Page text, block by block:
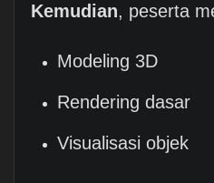
Kemudian, peserta
Modeling 3D
Rendering dasar
Visualisasi objek